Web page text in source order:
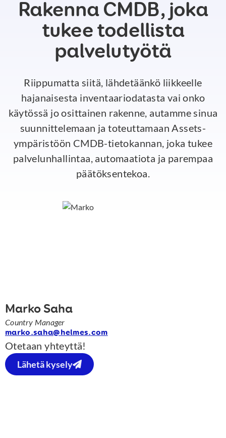
Rakenna CMDB, joka
tukee todellista
palvelutyötä
Riippumatta siitä, lähdetäänkö liikkeelle
hajanaisesta inventaariodatasta vai onko
käytössä jo osittainen rakenne, autamme sinua
suunnittelemaan ja toteuttamaan Assets-
ympäristöön CMDB-tietokannan, joka tukee
palvelunhallintaa, automaatiota ja parempaa
päätöksentekoa.
Marko Saha
Country Manager
marko.saha@helmes.com
Otetaan yhteyttä!
Lähetä kysely